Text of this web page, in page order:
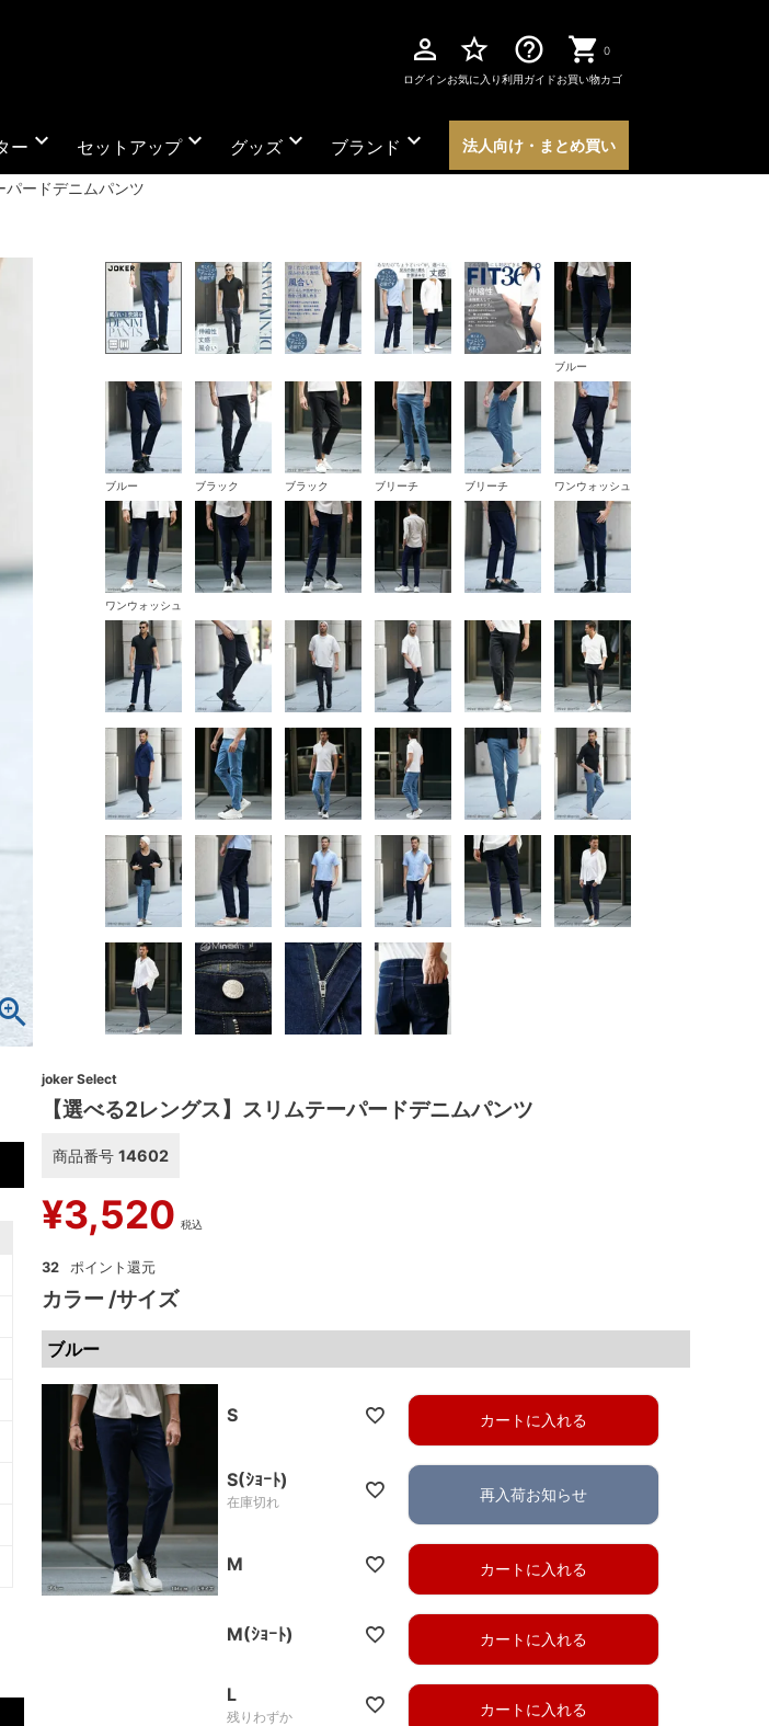
perm_identity
ログイン
star_border
お気に入り
help_outline
利用ガイド
0
お買い物カゴ
ー expand_more セットアップexpand_more グッズ expand_more ブランド expand_more 法人向け・まとめ買い
パードデニムパンツ
ブルー
ブルー ブラック ブラック ブリーチ ブリーチ ワンウォッシュ
ワンウォッシュ
joker Select
【選べる2レングス】スリムテーパードデニムパンツ
商品番号 14602
¥3,520 税込
32
カラー サイズ
ブルー
S カートに入れる
S(ｼｮｰﾄ)
在庫切れ 再入荷お知らせ
M カートに入れる
M(ｼｮｰﾄ) カートに入れる
L
残りわずか カートに入れる